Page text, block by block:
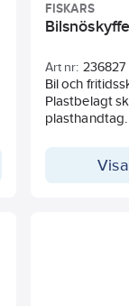
FISKARS
Art nr: 236827
Bil och
Plastbelagt
plasthandtag.